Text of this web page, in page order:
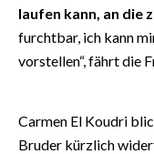
laufen kann, an die
furchtbar, ich kann
vorstellen“, fährt die
Carmen El Koudri
Bruder kürzlich